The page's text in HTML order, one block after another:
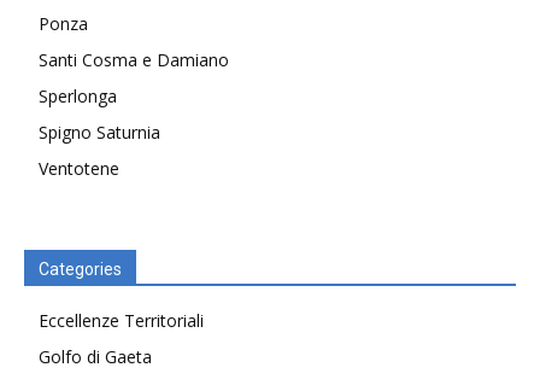
Ponza
Santi Cosma e Damiano
Sperlonga
Spigno Saturnia
Ventotene
Categories
Eccellenze Territoriali
Golfo di Gaeta